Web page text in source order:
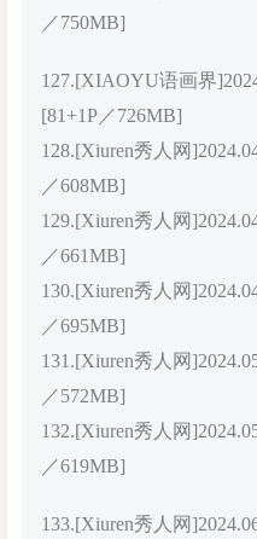
／750MB]
127.[XIAOYU语画界
[81+1P／726MB]
128.[Xiuren秀人网
／608MB]
129.[Xiuren秀人网
／661MB]
130.[Xiuren秀人网
／695MB]
131.[Xiuren秀人网
／572MB]
132.[Xiuren秀人网
／619MB]
133.[Xiuren秀人网